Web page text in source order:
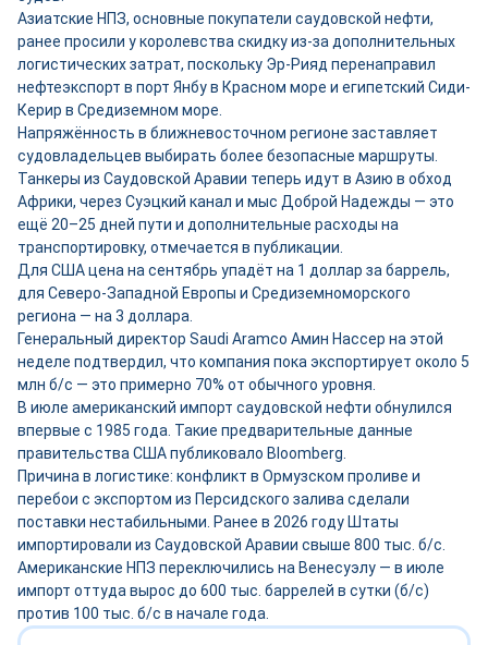
Азиатские НПЗ, основные покупатели саудовской нефти,
ранее просили у королевства скидку из-за дополнительных
логистических затрат, поскольку Эр-Рияд перенаправил
нефтеэкспорт в порт Янбу в Красном море и египетский Сиди-
Керир в Средиземном море.
Напряжённость в ближневосточном регионе заставляет
судовладельцев выбирать более безопасные маршруты.
Танкеры из Саудовской Аравии теперь идут в Азию в обход
Африки, через Суэцкий канал и мыс Доброй Надежды — это
ещё 20–25 дней пути и дополнительные расходы на
транспортировку, отмечается в публикации.
Для США цена на сентябрь упадёт на 1 доллар за баррель,
для Северо-Западной Европы и Средиземноморского
региона — на 3 доллара.
Генеральный директор Saudi Aramco Амин Нассер на этой
неделе подтвердил, что компания пока экспортирует около 5
млн б/с — это примерно 70% от обычного уровня.
В июле американский импорт саудовской нефти обнулился
впервые с 1985 года. Такие предварительные данные
правительства США публиковало Bloomberg.
Причина в логистике: конфликт в Ормузском проливе и
перебои с экспортом из Персидского залива сделали
поставки нестабильными. Ранее в 2026 году Штаты
импортировали из Саудовской Аравии свыше 800 тыс. б/с.
Американские НПЗ переключились на Венесуэлу — в июле
импорт оттуда вырос до 600 тыс. баррелей в сутки (б/с)
против 100 тыс. б/с в начале года.